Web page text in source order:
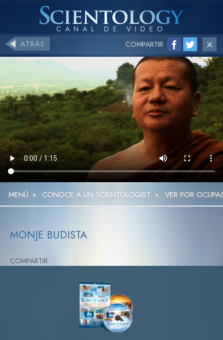
ATRÁS COMPARTIR
MENÚ » CONOCE A UN SCIENTOLOGIST » VER POR
MONJE BUDISTA
COMPARTIR